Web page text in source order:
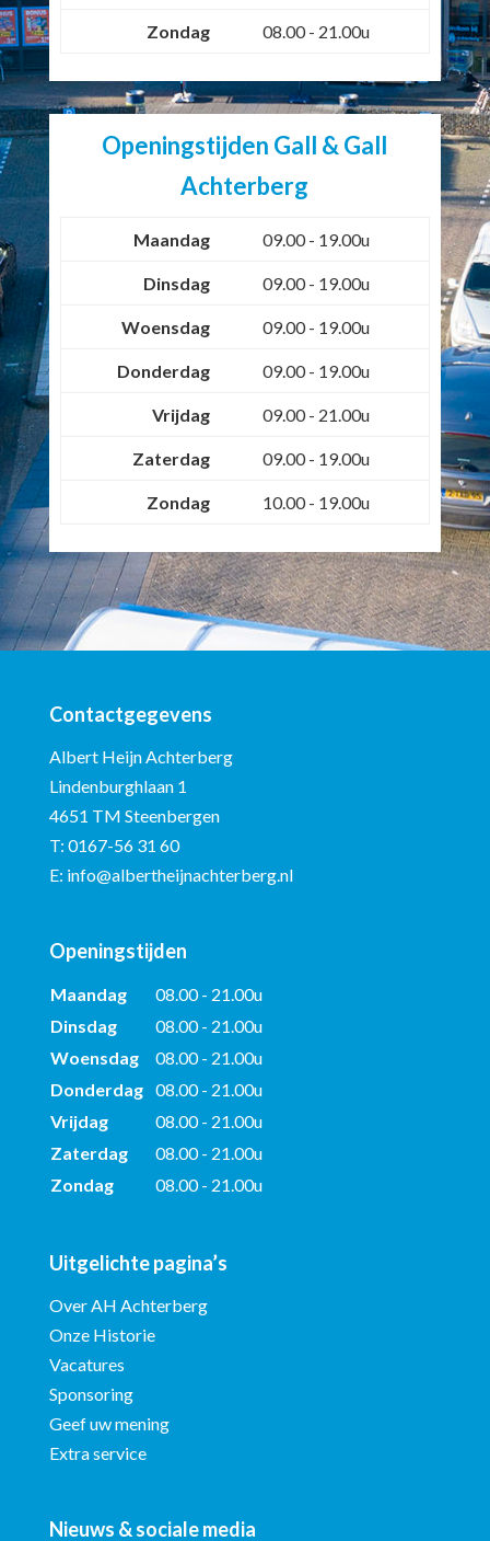
Zondag 08.00 - 21.00u
Openingstijden Gall & Gall
Achterberg
Maandag 09.00 - 19.00u
Dinsdag 09.00 - 19.00u
Woensdag 09.00 - 19.00u
Donderdag 09.00 - 19.00u
Vrijdag 09.00 - 21.00u
Zaterdag 09.00 - 19.00u
Zondag 10.00 - 19.00u
Contactgegevens
Albert Heijn Achterberg
Lindenburghlaan 1
4651 TM Steenbergen
T: 0167-56 31 60
E: info@albertheijnachterberg.nl
Openingstijden
Maandag
08.00 - 21.00u
Dinsdag
08.00 - 21.00u
Woensdag
08.00 - 21.00u
Donderdag 08.00 - 21.00u
Vrijdag
08.00 - 21.00u
Zaterdag
08.00 - 21.00u
Zondag
08.00 - 21.00u
Uitgelichte pagina’s
Over AH Achterberg
Onze Historie
Vacatures
Sponsoring
Geef uw mening
Extra service
Nieuws & sociale media